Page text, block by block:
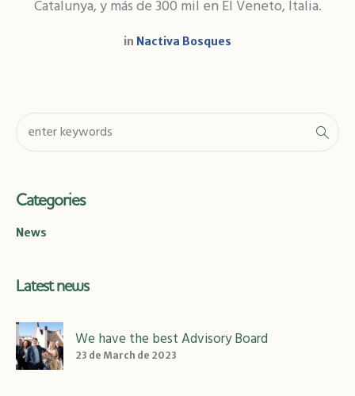
Catalunya, y más de 300 mil en El Veneto, Italia.
in Nactiva Bosques
Categories
News
Latest news
We have the best Advisory Board
23 de March de 2023